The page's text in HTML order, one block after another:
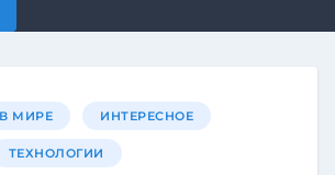
В МИРЕ ИНТЕРЕСНОЕ
ТЕХНОЛОГИИ